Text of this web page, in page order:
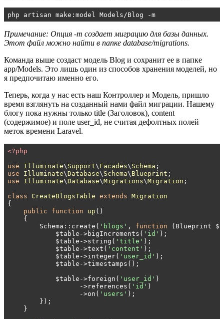
php artisan make:model Models/Blog -m
Примечание: Опция -m создает миграцию для базы данных.
Этот файл можно найти в папке database/migrations.
Команда выше создаст модель Blog и сохранит ее в папке
app/Models. Это лишь один из способов хранения моделей, но
я предпочитаю именно его.
Теперь, когда у нас есть наш Контроллер и Модель, пришло
время взглянуть на созданный нами файл миграции. Нашему
блогу пока нужны только title (Заголовок), content
(содержимое) и поле user_id, не считая дефолтных полей
меток времени Laravel.
<?php
use
Illuminate\ Support\ Facades\ Schema
use
Illuminate\Database\ Schema\ Blueprint
use
Illuminate\Database\Migrations\Migration ;
class
CreateBlogsTable extends Migration
{
public
function up ()
{
        Schema::create(
'blogs' , function
(Blueprint
            $table->bigIncrements(
'id' );
            $table->string(
'title' );
            $table->text(
'content' );
            $table->integer(
'user_id' );
            $table->timestamps();
            $table->foreign(
'user_id' )
                  ->references(
'id' )
                  ->on(
'users' );
        });
    }